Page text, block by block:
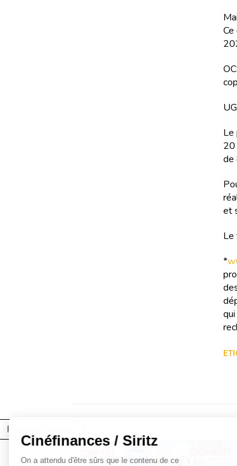
Partager l'article
Le
20
de
et
Le
*